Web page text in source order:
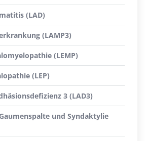
(LAD)
(LAMP3)
(LEMP)
(LEP)
3 (LAD3)
und Syndaktylie